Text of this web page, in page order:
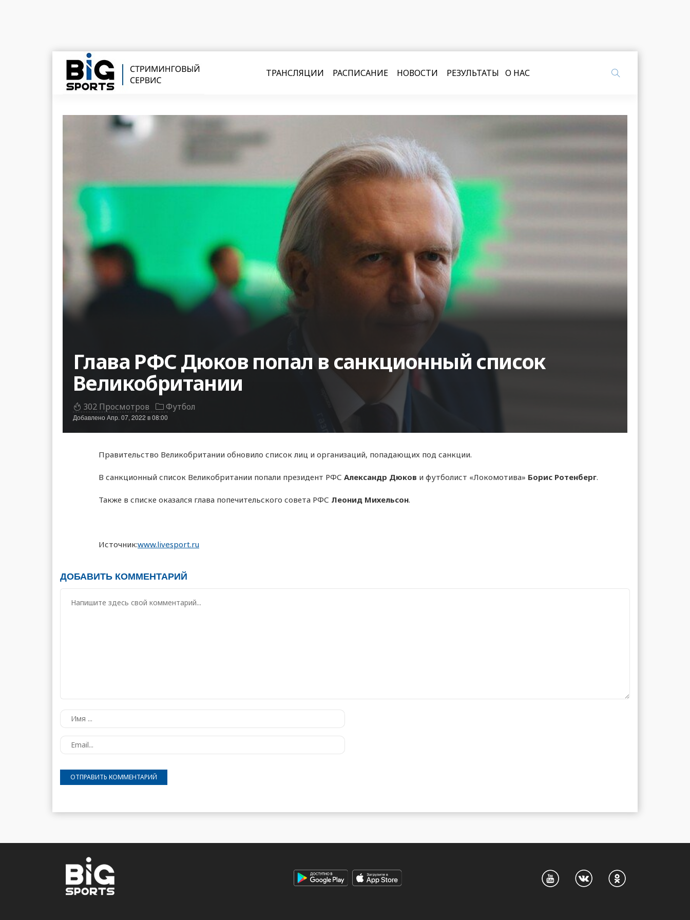
ТРАНСЛЯЦИИ РАСПИСАНИЕ НОВОСТИ РЕЗУЛЬТАТЫ О НАС
Глава РФС Дюков попал в санкционный список
Великобритании
302 Просмотров Футбол
ДобавленоАпр. 07, 2022 в 08:00
Правительство Великобритании обновило список лиц и организаций, попадающих под санкции.
В санкционный список Великобритании попали президент РФС Александр Дюков и футболист «Локомотива» Борис Ротенберг.
Также в списке оказался глава попечительского совета РФС Леонид Михельсон.
Источник:www.livesport.ru
ДОБАВИТЬ КОММЕНТАРИЙ